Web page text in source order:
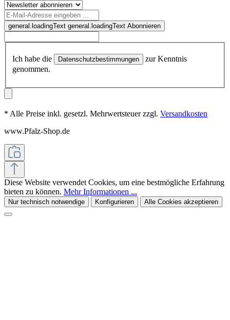
general.loadingText general.loadingText Abonnieren
Ich habe die Datenschutzbestimmungen
zur Kenntnis
genommen.
* Alle Preise inkl. gesetzl. Mehrwertsteuer zzgl. Versandkosten
www.Pfalz-Shop.de
Diese Website verwendet Cookies, um eine bestmögliche Erfahrung
bieten zu können. Mehr Informationen ...
Nur technisch notwendige Konfigurieren Alle Cookies akzeptieren